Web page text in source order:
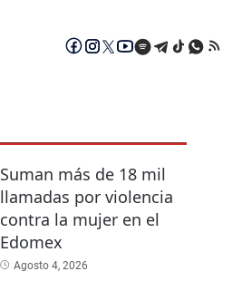
Suman más de 18 mil
llamadas por violencia
contra la mujer en el
Edomex
Agosto 4, 2026